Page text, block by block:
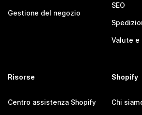
Gestione del negozio
SEO
Valute e
Risorse
Centro assistenza Shopify
Shopify
Chi